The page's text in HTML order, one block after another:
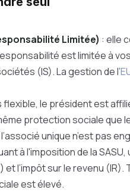
Limitée) : elle
est limitée à vos
(IS). La gestion de l’
le président est
protection sociale que
unique n’est pas
à l'imposition de la
l’impôt sur le revenu
est élevé.